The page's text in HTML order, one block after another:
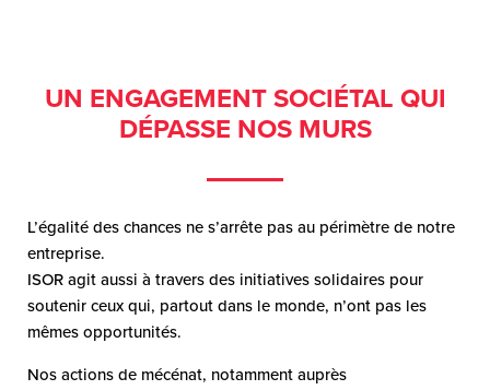
UN ENGAGEMENT SOCIÉTAL QUI
DÉPASSE NOS MURS
L’égalité des chances ne s’arrête pas au périmètre de notre
entreprise.
ISOR agit aussi à travers des initiatives solidaires pour
soutenir ceux qui, partout dans le monde, n’ont pas les
mêmes opportunités.
Nos actions de mécénat, notamment auprès